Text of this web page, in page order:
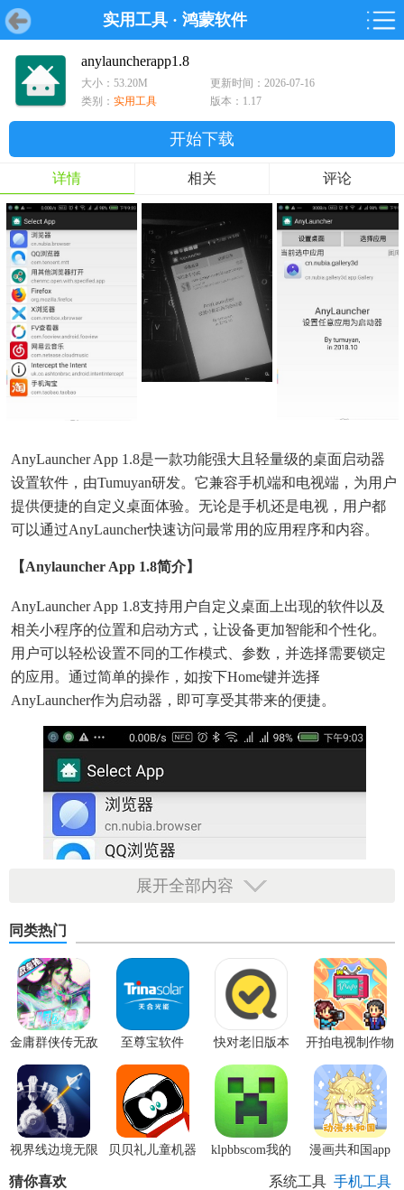
实用工具 · 鸿蒙软件
首页 游戏 软件
首页 游戏 软件 鸿蒙
游戏
鸿蒙
软件
专题
anylauncherapp1.8
大小：53.20M
更新时间：2026-07-16
类别： 实用工具 版本：1.17
开始下载
详情 相关 评论
AnyLauncher App 1.8是一款功能强大且轻量级的桌面启动器
设置软件，由tumuyan研发。它兼容手机端和电视端，为用户
提供便捷的自定义桌面体验。无论是手机还是电视，用户都
可以通过AnyLauncher快速访问最常用的应用程序和内容。
【anylauncher App 1.8简介】
AnyLauncher App 1.8支持用户自定义桌面上出现的软件以及
相关小程序的位置和启动方式，让设备更加智能和个性化。
用户可以轻松设置不同的工作模式、参数，并选择需要锁定
的应用。通过简单的操作，如按下home键并选择
AnyLauncher作为启动器，即可享受其带来的便捷。
展开全部内容
同类热门
金庸群侠传无敌
版
至尊宝软件 快对老旧版本
开拍电视制作物
语内置菜单版
视界线边境无限
科技点
贝贝礼儿童机器
klpbbscom我的
漫画共和国app
官方版
猜你喜欢 手机工具
系统工具